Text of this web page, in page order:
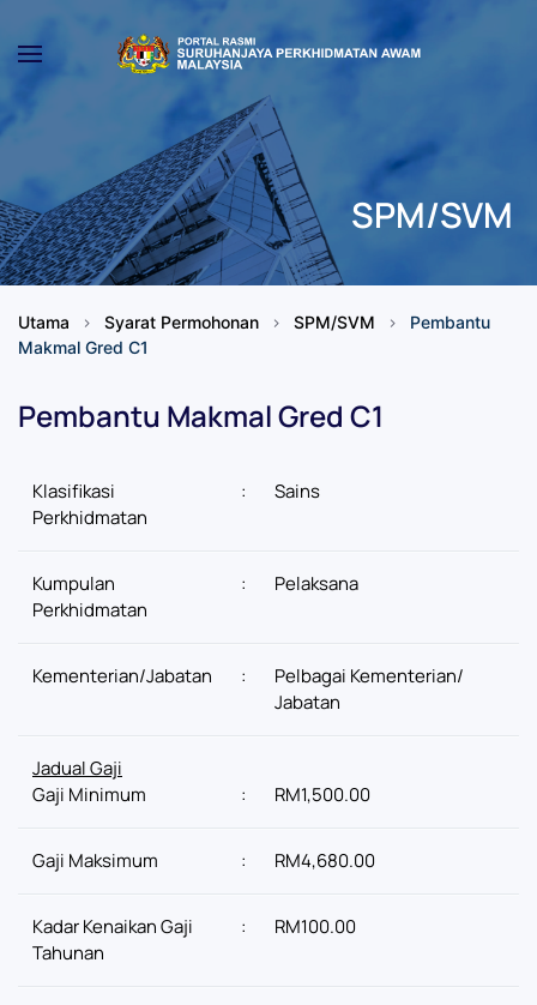
Skip to main content
SPM/SVM
Utama Syarat Permohonan SPM/SVM
Pembantu
Makmal Gred C1
Pembantu Makmal Gred C1
Klasifikasi
Perkhidmatan
: Sains
Kumpulan
Perkhidmatan
: Pelaksana
Kementerian/Jabatan :
Pelbagai Kementerian/
Jabatan
Jadual Gaji
Gaji Minimum
: RM1,500.00
Gaji Maksimum : RM4,680.00
Kadar Kenaikan Gaji
Tahunan
: RM100.00